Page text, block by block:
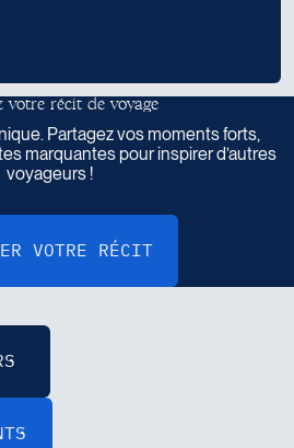
votre récit de voyage
Partagez vos moments forts,
marquantes pour inspirer d’autres
voyageurs !